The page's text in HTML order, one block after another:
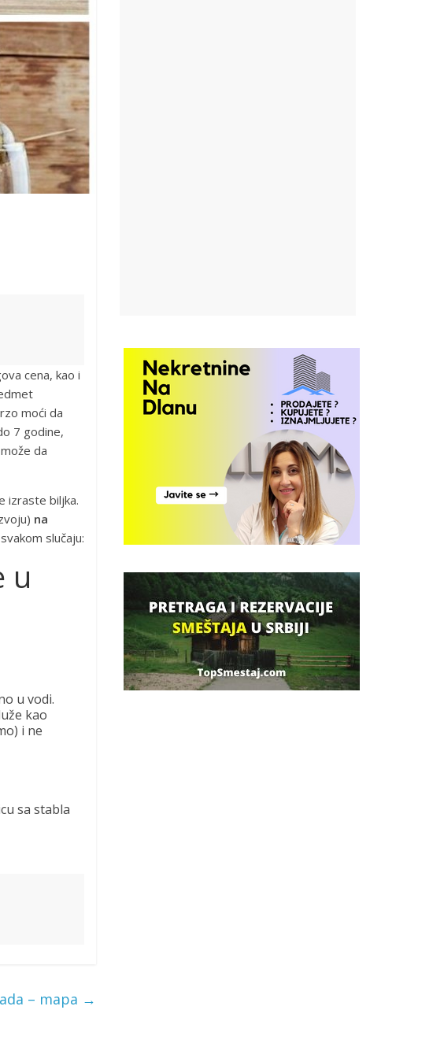
cena, kao i
moći da
7 godine,
da
izraste biljka.
na
slučaju:
u
u vodi.
kao
i ne
sa stabla
– mapa →